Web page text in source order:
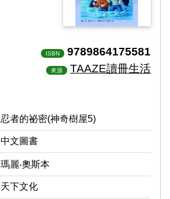
ISBN 9789864175581
來源 TAAZE讀冊生活
忍者的祕密(神奇樹屋5)
中文圖書
瑪麗‧奧斯本
天下文化